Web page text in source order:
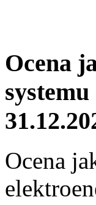
Ocena
Ocena